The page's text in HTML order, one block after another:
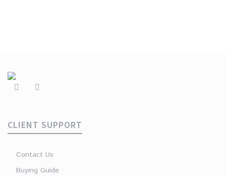
CLIENT SUPPORT
Contact Us
Buying Guide